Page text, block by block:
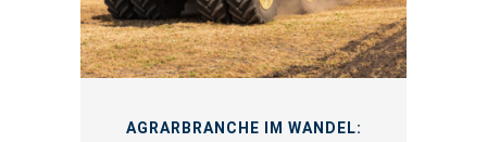
AGRARBRANCHE IM WANDEL: